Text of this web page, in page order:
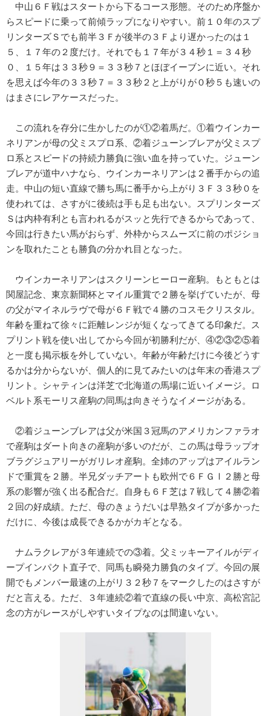
中山６Ｆ戦はスタートから下るコース形態。そのため序盤か
らスピードに乗って前傾ラップになりやすい。前１０年のスプ
リンターズＳでも前半３Ｆが後半の３Ｆより遅かったのは１
５、１７年の２度だけ。それでも１７年が３４秒１＝３４秒
０、１５年は３３秒９＝３３秒７とほぼイーブンに近い。それ
を思えば今年の３３秒７＝３３秒２と上がりが０秒５も速いの
はまさにレアケースだった。
この流れを存分に生かしたのが①②着馬だ。①着ウインカー
ネリアンが母の父ミスプロ系、②着ジューンブレアが父ミスプ
ロ系とスピードの持続力勝負に強い血を持っていた。ジューン
ブレアが道中ハナなら、ウインカーネリアンは２番手からの追
走。中山の短い直線で勝ち馬に番手から上がり３Ｆ３３秒０を
使われては、さすがに後続は手も足も出ない。スプリンターズ
Ｓは内枠有利とも言われるがスッと先行できるからであって、
今回は行きたい馬がおらず、外枠からスムーズに前のポジショ
ンを取れたことも勝負の分かれ目となった。
ウインカーネリアンはスクリーンヒーロー産駒。もともとは
関屋記念、東京新聞杯とマイル重賞で２勝を挙げていたが、母
の父がマイネルラヴで母が６Ｆ戦で４勝のコスモクリスタル。
年齢を重ねて徐々に距離レンジが短くなってきてる印象だ。ス
プリント戦を使い出してから今回が初勝利だが、④②③②⑤着
と一度も掲示板を外していない。年齢が年齢だけに今後どうす
るかは分からないが、個人的に見てみたいのは年末の香港スプ
リント。シャティンは洋芝で北海道の馬場に近いイメージ。ロ
ベルト系モーリス産駒の同馬は向きそうなイメージがある。
②着ジューンブレアは父が米国３冠馬のアメリカンファラオ
で産駒はダート向きの産駒が多いのだが、この馬は母ラップオ
ブラグジュアリーがガリレオ産駒。全姉のアップはアイルラン
ドで重賞を２勝。半兄ダッチアートも欧州で６ＦＧⅠ２勝と母
系の影響が強く出る配合だ。自身も６Ｆ芝は７戦して４勝②着
２回の好成績。ただ、母のきょうだいは早熟タイプが多かった
だけに、今後は成長できるかがカギとなる。
ナムラクレアが３年連続での③着。父ミッキーアイルがディ
ープインパクト直子で、同馬も瞬発力勝負のタイプ。今回の展
開でもメンバー最速の上がリ３２秒７をマークしたのはさすが
だと言える。ただ、３年連続②着で直線の長い中京、高松宮記
念の方がレースがしやすいタイプなのは間違いない。